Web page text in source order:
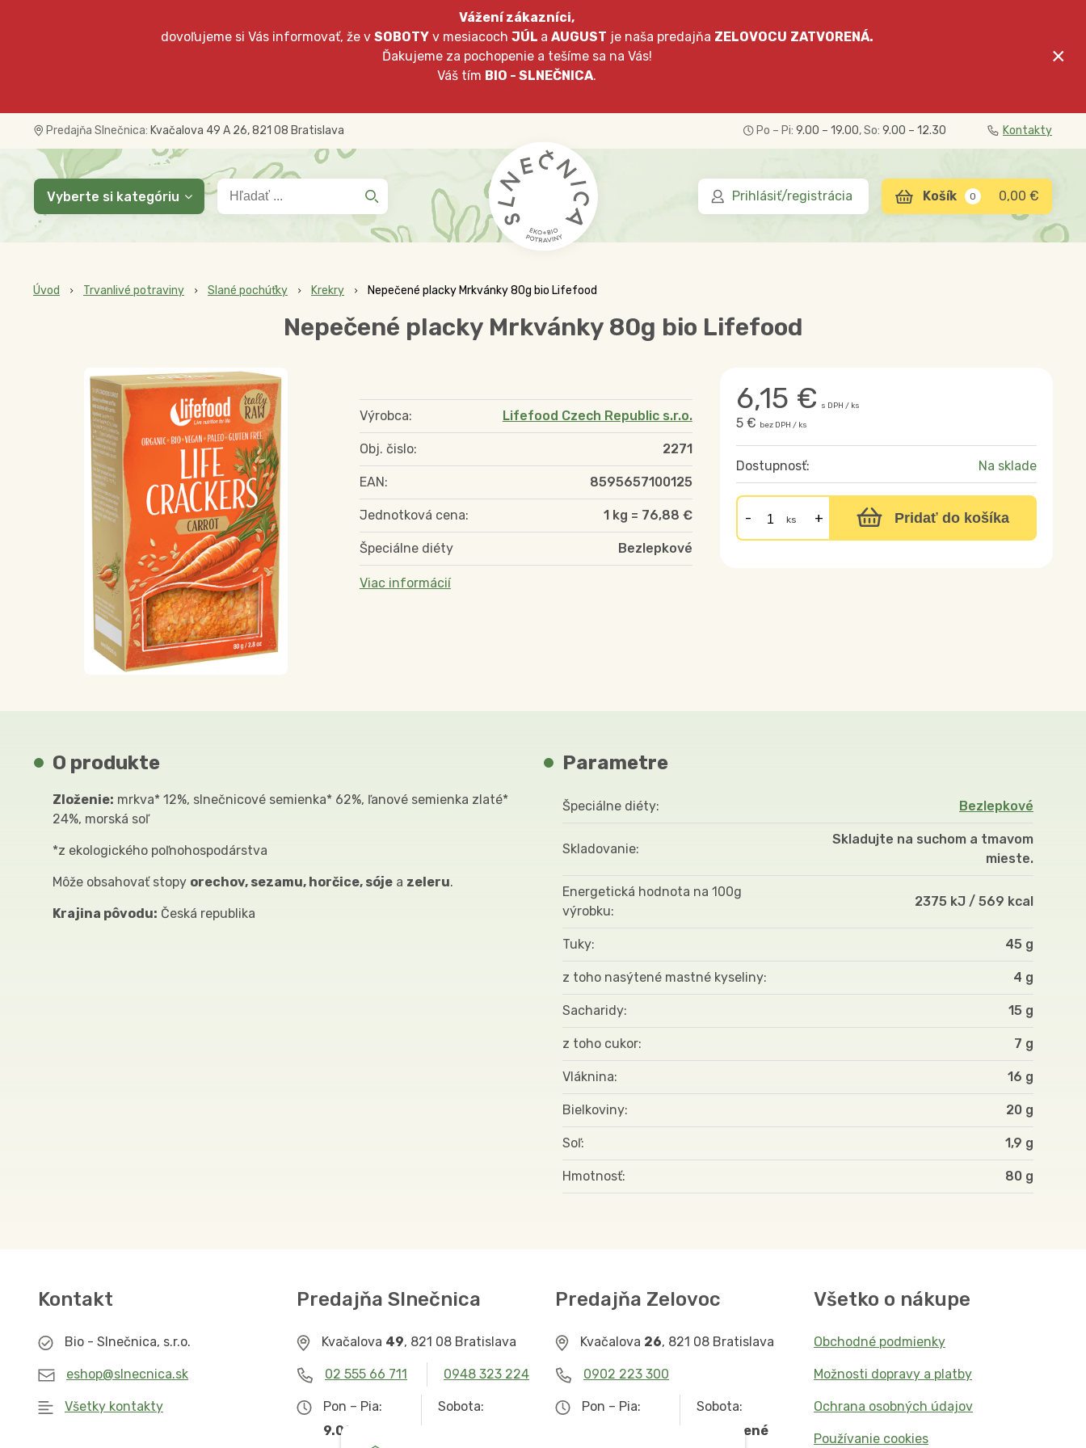
Vážení zákazníci,
dovoľujeme si Vás informovať, že v SOBOTYv mesiacoch JÚL a AUGUST je naša predajňa ZELOVOCU ZATVORENÁ.
Ďakujeme za pochopenie a tešíme sa na Vás!
Váš tím BIO - SLNEČNICA.
×
Predajňa Slnečnica: Kvačalova 49 A 26, 821 08 Bratislava Po – Pi: 9.00 – 19.00, So: 9.00 – 12.30 Kontakty
Prihlásiť/registrácia 0,00 €
0
Úvod Trvanlivé potraviny Slané pochúťky Krekry Nepečené placky Mrkvánky 80g bio Lifefood
Nepečené placky Mrkvánky 80g bio Lifefood
6,15 € s DPH / ks
5 € bez DPH / ks
Dostupnosť: Na sklade
ks Pridať do košíka
Výrobca: Lifefood Czech Republic s.r.o.
Obj. čislo: 2271
EAN: 8595657100125
Jednotková cena: 1 kg = 76,88 €
Špeciálne diéty Bezlepkové
Viac informácií
O produkte
Zloženie: mrkva* 12%, slnečnicové semienka* 62%, ľanové semienka zlaté*
24%, morská soľ
*z ekologického poľnohospodárstva
Môže obsahovať stopy orechov, sezamu, horčice, sóje a zeleru.
Krajina pôvodu: Česká republika
Parametre
Špeciálne diéty Bezlepkové
Skladovanie
Skladujte na suchom a tmavom
mieste.
Energetická hodnota na 100g
výrobku
2375 kJ / 569 kcal
Tuky 45 g
z toho nasýtené mastné kyseliny 4 g
Sacharidy 15 g
z toho cukor 7 g
Vláknina 16 g
Bielkoviny 20 g
Soľ 1,9 g
Hmotnosť 80
Vyberte si kategóriu
Kontakt
Bio - Slnečnica, s.r.o.
eshop@slnecnica.sk
Všetky kontakty
Predajňa Slnečnica
Kvačalova 49, 821 08 Bratislava
02 555 66 711 0948 323 224
Pon – Pia:
9.00 – 19.00
Sobota:
Predajňa Zelovoc
Kvačalova 26, 821 08 Bratislava
0902 223 300
Pon – Pia:
Sobota:
Zatvorené
Všetko o nákupe
Obchodné podmienky
Možnosti dopravy a platby
Ochrana osobných údajov
Používanie cookies